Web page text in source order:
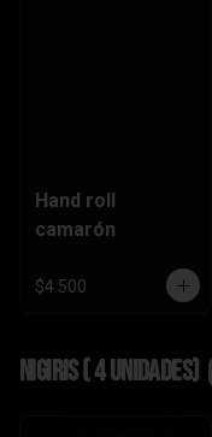
Hand roll
camarón
$4.500
Nigiris ( 4 unidades)